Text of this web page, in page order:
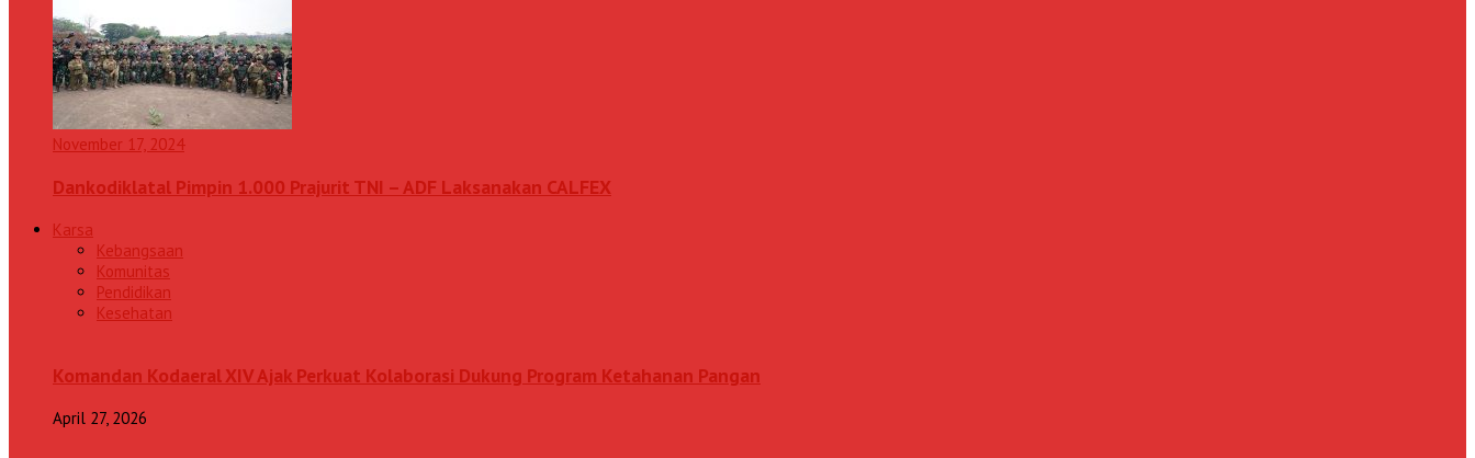
November 17, 2024
Dankodiklatal Pimpin 1.000 Prajurit TNI – ADF Laksanakan CALFEX
Karsa
Kebangsaan
Komunitas
Pendidikan
Kesehatan
Komandan Kodaeral XIV Ajak Perkuat Kolaborasi Dukung Program Ketahanan Pangan
April 27, 2026